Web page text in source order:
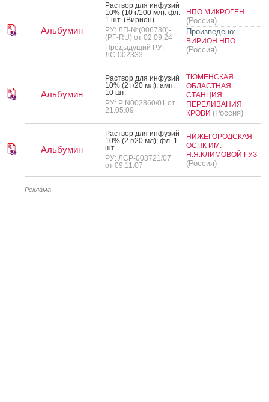
Альбумин
Рас­твор для ин­фу­зий
10% (10 г/100 мл): фл.
1 шт. (Ви­ри­он)
РУ: ЛП-№(006730)-
(РГ-RU) от 02.09.24
Предыдущий РУ:
ЛС-002333
НПО МИКРОГЕН
(Россия)
Произведено:
ВИРИОН НПО
(Россия)
Альбумин
Рас­твор для ин­фу­зий
10% (2 г/20 мл): амп.
10 шт.
РУ: Р N002860/01 от
21.05.09
ТЮМЕНСКАЯ
ОБЛАСТНАЯ
СТАНЦИЯ
ПЕРЕЛИВАНИЯ
КРОВИ (Россия)
Альбумин
Рас­твор для ин­фу­зий
10% (2 г/20 мл): фл. 1
шт.
РУ: ЛСР-003721/07
от 09.11.07
НИЖЕГОРОДСКАЯ
ОСПК ИМ.
Н.Я.КЛИМОВОЙ ГУЗ
(Россия)
Реклама